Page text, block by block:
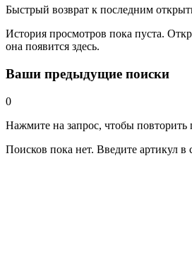
Быстрый возврат к последним
История просмотров пока пуста.
она появится здесь.
Ваши предыдущие поиски
0
Нажмите на запрос, чтобы повторить
Поисков пока нет. Введите артикул в